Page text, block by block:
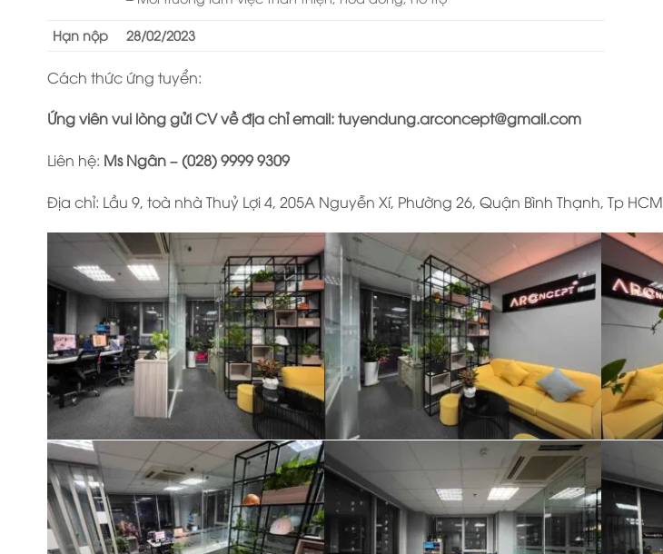
Hạn nộp 28/02/2023
Cách thức ứng tuyển:
Ứng viên vui lòng gửi CV về địa chỉ email:tuyendung.arconcept@gmail.com
Liên hệ: Ms Ngân – (028) 9999 9309
Địa chỉ: Lầu 9, toà nhà Thuỷ Lợi 4, 205A Nguyễn Xí, Phường 26, Quận Bình Thạnh, Tp HCM